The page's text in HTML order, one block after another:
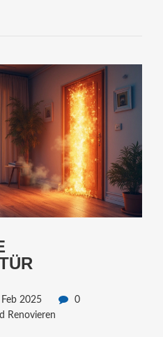
als zentrales Element
von großen und kleinen
eignen.
2025
0
Renovieren